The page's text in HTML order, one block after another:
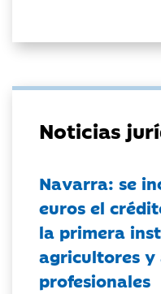
Noticias
Navarra: se
euros el
la primera
agricultores
profesionales